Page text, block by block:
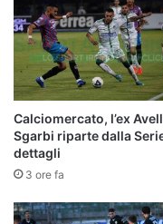
Calciomercato, l’ex
Sgarbi riparte dalla
dettagli
3 ore fa